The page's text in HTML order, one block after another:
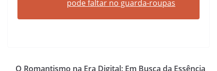
pode faltar no guarda-roupas
O Romantismo na Era Digital: Em Busca da Essência